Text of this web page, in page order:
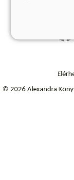
© 2026 Alexandra